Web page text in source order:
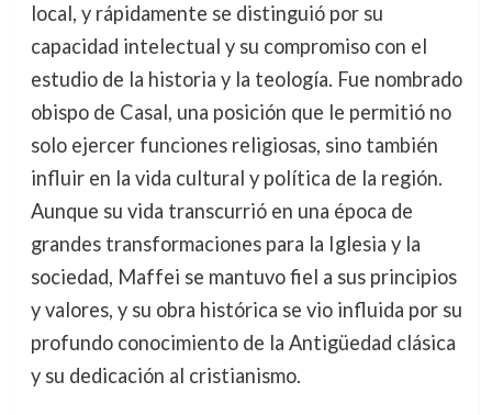
local, y rápidamente se distinguió por su
capacidad intelectual y su compromiso con el
estudio de la historia y la teología. Fue nombrado
obispo de Casal, una posición que le permitió no
solo ejercer funciones religiosas, sino también
influir en la vida cultural y política de la región.
Aunque su vida transcurrió en una época de
grandes transformaciones para la Iglesia y la
sociedad, Maffei se mantuvo fiel a sus principios
y valores, y su obra histórica se vio influida por su
profundo conocimiento de la Antigüedad clásica
y su dedicación al cristianismo.